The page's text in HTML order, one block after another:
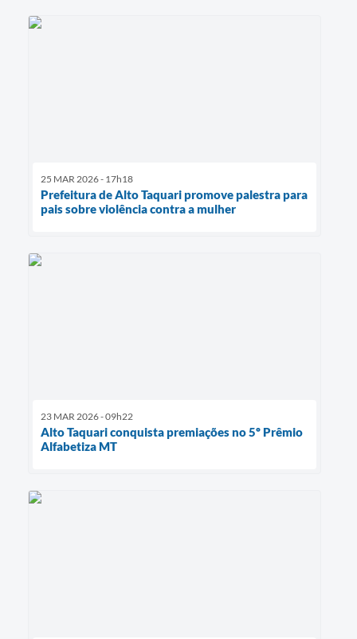
25 MAR 2026 - 17h18
Prefeitura de Alto Taquari promove palestra para
pais sobre violência contra a mulher
23 MAR 2026 - 09h22
Alto Taquari conquista premiações no 5º Prêmio
Alfabetiza MT